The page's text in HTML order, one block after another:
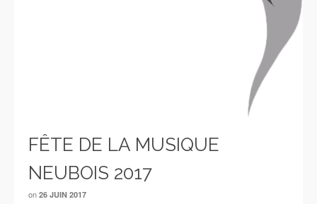
FÊTE DE LA MUSIQUE
NEUBOIS 2017
on 26 JUIN 2017